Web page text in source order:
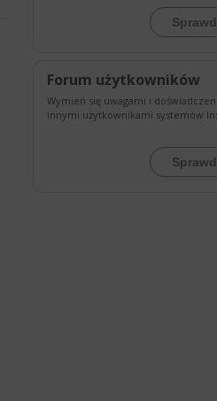
Forum użytkowników
Wymień się uwagami i
innymi użytkownikami systemów